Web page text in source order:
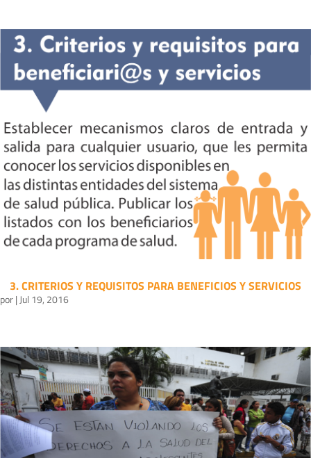
3. CRITERIOS Y REQUISITOS PARA BENEFICIOS Y SERVICIOS
por| Jul 19, 2016